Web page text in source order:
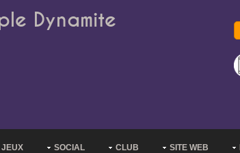
Dynamite
JEUX SOCIAL CLUB SITE WEB